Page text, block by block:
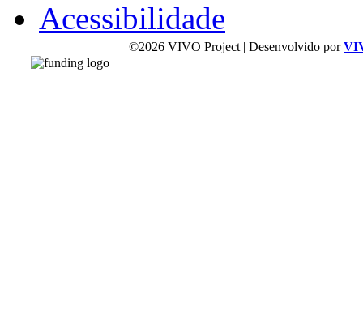
Acessibilidade
©2026 VIVO Project | Desenvolvido por